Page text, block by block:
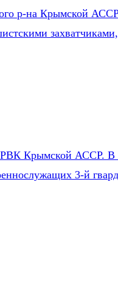
р-на Крымской
Крымской АССР. В
3-й